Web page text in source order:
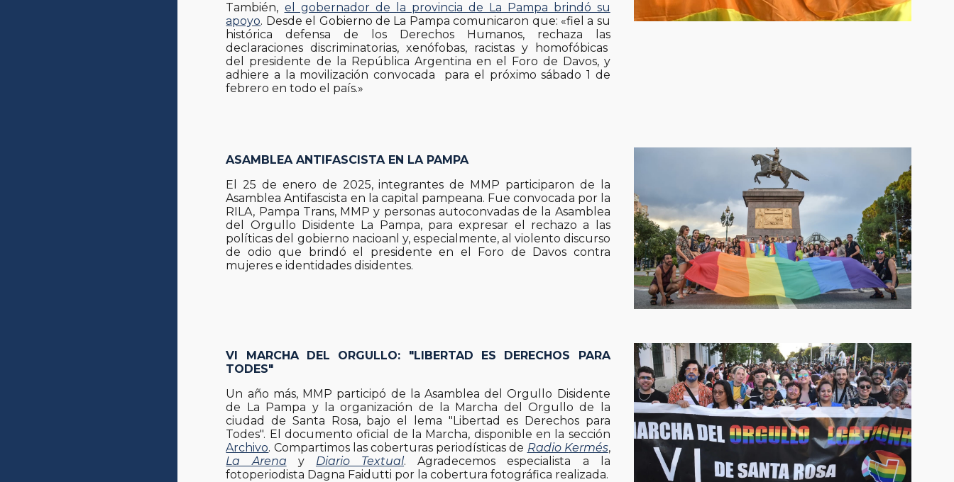
También, el gobernador de la provincia de La Pampa brindó su
apoyo. Desde el Gobierno de La Pampa comunicaron que: «fiel a su
histórica defensa de los Derechos Humanos, rechaza las
declaraciones discriminatorias, xenófobas, racistas y homofóbicas
del presidente de la República Argentina en el Foro de Davos, y
adhiere a la movilización convocada para el próximo sábado 1 de
febrero en todo el país.»
ASAMBLEA ANTIFASCISTA EN LA PAMPA
El 25 de enero de 2025, integrantes de MMP participaron de la
Asamblea Antifascista en la capital pampeana. Fue convocada por la
RILA, Pampa Trans, MMP y personas autoconvadas de la Asamblea
del Orgullo Disidente La Pampa, para expresar el rechazo a las
políticas del gobierno nacioanl y, especialmente, al violento discurso
de odio que brindó el presidente en el Foro de Davos contra
mujeres e identidades disidentes.
VI MARCHA DEL ORGULLO: "LIBERTAD ES DERECHOS PARA
TODES"
Un año más, MMP participó de la Asamblea del Orgullo Disidente
de La Pampa y la organización de la Marcha del Orgullo de la
ciudad de Santa Rosa, bajo el lema "Libertad es Derechos para
Todes". El documento oficial de la Marcha, disponible en la sección
Archivo. Compartimos las coberturas periodísticas de Radio Kermés,
La Arena y Diario Textual. Agradecemos especialista a la
fotoperiodista Dagna Faidutti por la cobertura fotográfica realizada.